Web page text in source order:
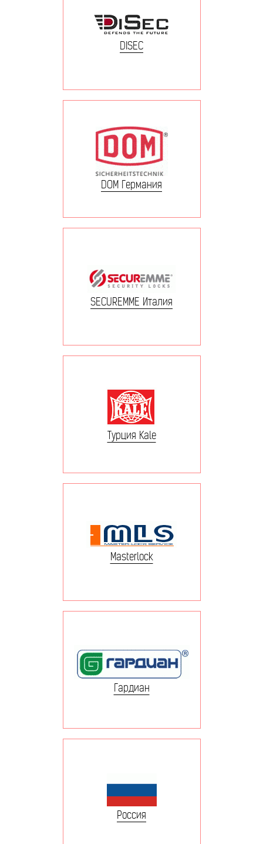
DISEC
DOM Германия
SECUREMME Италия
Турция Kale
Masterlock
Гардиан
Россия